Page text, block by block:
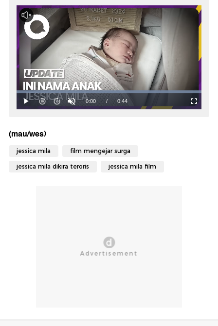
(mau/wes)
jessica mila film mengejar surga
jessica mila dikira teroris jessica mila film